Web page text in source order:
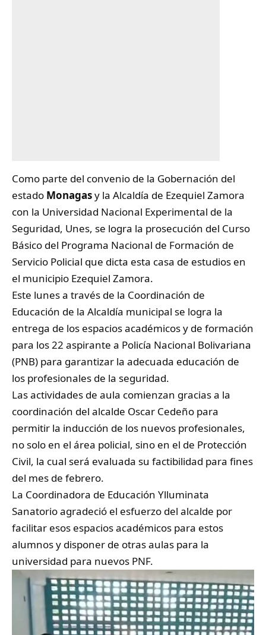
Como parte del convenio de la Gobernación del
estado Monagasy la Alcaldía de Ezequiel Zamora
con la Universidad Nacional Experimental de la
Seguridad, Unes, se logra la prosecución del Curso
Básico del Programa Nacional de Formación de
Servicio Policial que dicta esta casa de estudios en
el municipio Ezequiel Zamora.
Este lunes a través de la Coordinación de
Educación de la Alcaldía municipal se logra la
entrega de los espacios académicos y de formación
para los 22 aspirante a Policía Nacional Bolivariana
(PNB) para garantizar la adecuada educación de
los profesionales de la seguridad.
Las actividades de aula comienzan gracias a la
coordinación del alcalde Oscar Cedeño para
permitir la inducción de los nuevos profesionales,
no solo en el área policial, sino en el de Protección
Civil, la cual será evaluada su factibilidad para fines
del mes de febrero.
La Coordinadora de Educación Ylluminata
Sanatorio agradeció el esfuerzo del alcalde por
facilitar esos espacios académicos para estos
alumnos y disponer de otras aulas para la
universidad para nuevos PNF.